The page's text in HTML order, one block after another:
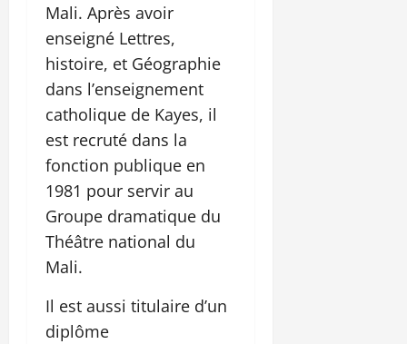
Mali. Après avoir
enseigné Lettres,
histoire, et Géographie
dans l’enseignement
catholique de Kayes, il
est recruté dans la
fonction publique en
1981 pour servir au
Groupe dramatique du
Théâtre national du
Mali.
Il est aussi titulaire d’un
diplôme